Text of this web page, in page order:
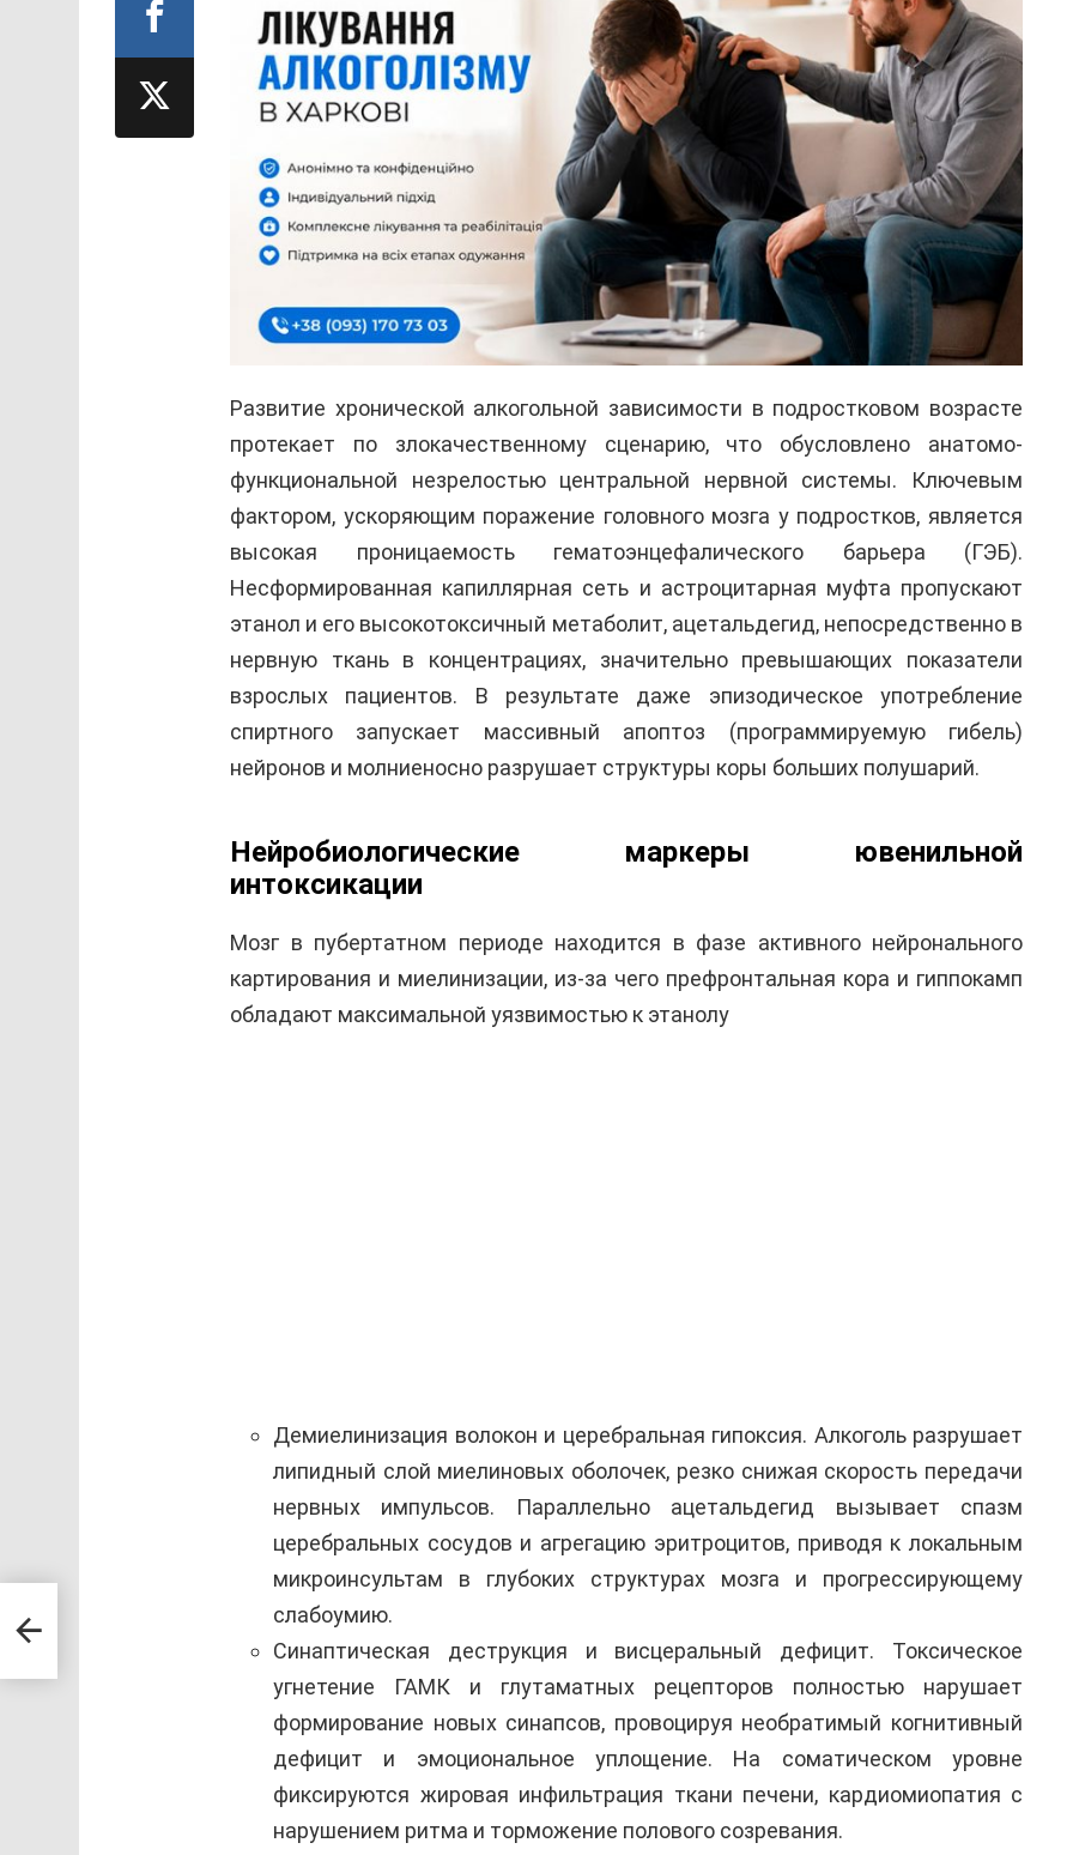
Развитие хронической алкогольной зависимости в подростковом возрасте
протекает по злокачественному сценарию, что обусловлено анатомо-
функциональной незрелостью центральной нервной системы. Ключевым
фактором, ускоряющим поражение головного мозга у подростков, является
высокая проницаемость гематоэнцефалического барьера (ГЭБ).
Несформированная капиллярная сеть и астроцитарная муфта пропускают
этанол и его высокотоксичный метаболит, ацетальдегид, непосредственно в
нервную ткань в концентрациях, значительно превышающих показатели
взрослых пациентов. В результате даже эпизодическое употребление
спиртного запускает массивный апоптоз (программируемую гибель)
нейронов и молниеносно разрушает структуры коры больших полушарий.
Нейробиологические маркеры ювенильной
интоксикации
Мозг в пубертатном периоде находится в фазе активного нейронального
картирования и миелинизации, из-за чего префронтальная кора и гиппокамп
обладают максимальной уязвимостью к этанолу
Демиелинизация волокон и церебральная гипоксия. Алкоголь разрушает
липидный слой миелиновых оболочек, резко снижая скорость передачи
нервных импульсов. Параллельно ацетальдегид вызывает спазм
церебральных сосудов и агрегацию эритроцитов, приводя к локальным
микроинсультам в глубоких структурах мозга и прогрессирующему
слабоумию.
Синаптическая деструкция и висцеральный дефицит. Токсическое
угнетение ГАМК и глутаматных рецепторов полностью нарушает
формирование новых синапсов, провоцируя необратимый когнитивный
дефицит и эмоциональное уплощение. На соматическом уровне
фиксируются жировая инфильтрация ткани печени, кардиомиопатия с
нарушением ритма и торможение полового созревания.